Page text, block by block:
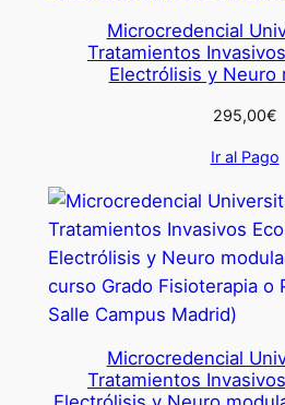
Microcredencial
Tratamientos
Electrólisis y Neuro
295,00€
Ir al Pago
Microcredencial
Tratamientos